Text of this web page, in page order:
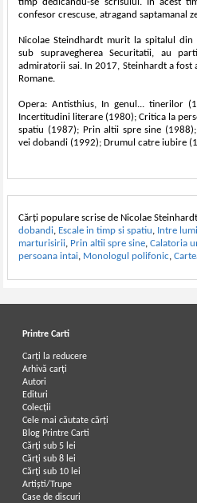
confesor crescuse, atragand saptamanal
Nicolae Steindhardt murit la spitalul din
sub supravegherea Securitatii, au
admiratorii sai. In 2017, Steinhardt a fost
Romane.
Opera: Antisthius, In genul... tinerilor
Incertitudini literare (1980); Critica la
spatiu (1987); Prin altii spre sine
vei dobandi (1992); Drumul catre iubire
Cărți populare scrise de Nicolae
dobandi, Escale in timp si spatiu, Intre lumi
marturisirii, Prin altii spre sine,Calatoria
persoana intai, Monologul polifonic,
Printre Carti
Carți la reducere
Arhivă carți
Autori
Edituri
Colecții
Cele mai căutate cărți
Blog Printre Carti
Cărţi sub 5 lei
Cărţi sub 8 lei
Cărţi sub 10 lei
Artiști/Trupe
Case de discuri